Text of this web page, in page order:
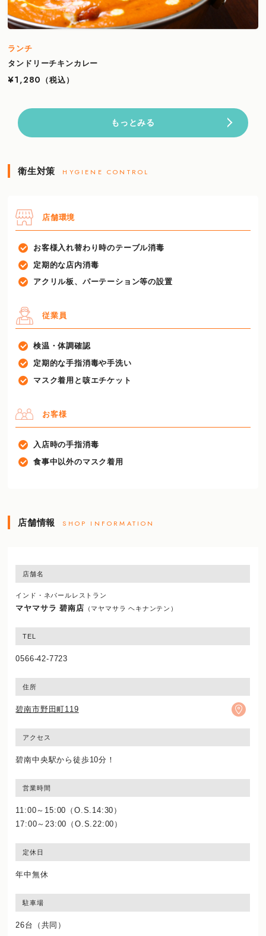
ランチ
タンドリーチキンカレー
¥1,280
（税込）
もっとみる
衛生対策 HYGIENE CONTROL
店舗環境
お客様入れ替わり時のテーブル消毒
定期的な店内消毒
アクリル板、パーテーション等の設置
従業員
検温・体調確認
定期的な手指消毒や手洗い
マスク着用と咳エチケット
お客様
入店時の手指消毒
食事中以外のマスク着用
店舗情報 SHOP INFORMATION
店舗名
インド・ネパールレストラン
マヤマサラ 碧南店 （マヤマサラ ヘキナンテン）
TEL
0566-42-7723
住所
碧南市野田町119
アクセス
碧南中央駅から徒歩10分！
営業時間
11:00～15:00（O.S.14:30）
17:00～23:00（O.S.22:00）
定休日
年中無休
駐車場
26台（共同）